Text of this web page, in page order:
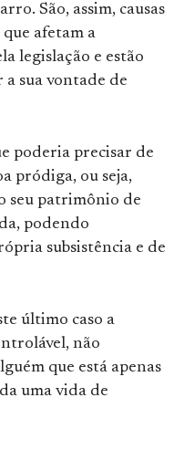
São, assim, causas
afetam a
legislação e estão
a sua vontade de
poderia precisar de
pródiga, ou seja,
seu patrimônio de
podendo
subsistência e de
último caso a
não
que está apenas
uma vida de